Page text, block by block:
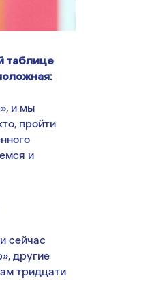
таблице
и мы
пройти
и
сейчас
другие
тридцати